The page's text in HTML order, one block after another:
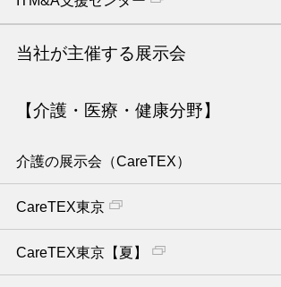
当社が主催する展示会
【介護・医療・健康分野】
介護の展示会（CareTEX）
CareTEX東京
CareTEX東京【夏】